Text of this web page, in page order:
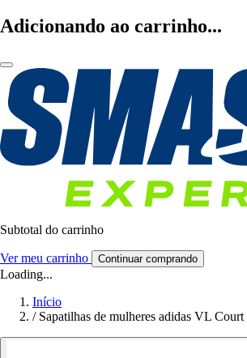
Adicionando ao carrinho...
Subtotal do carrinho
Ver meu carrinho Continuar comprando
Loading...
Início
/ Sapatilhas de mulheres adidas VL Court